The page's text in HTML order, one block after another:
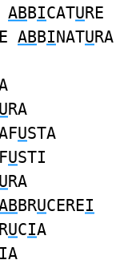
ABBICATURE
ABBINATURA
URA
USTA
USTI
URA
BRUCEREI
UCIA